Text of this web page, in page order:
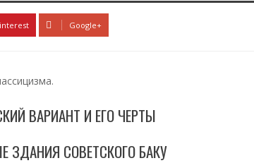
Google+
ВАРИАНТ И ЕГО ЧЕРТЫ
ЗДАНИЯ СОВЕТСКОГО БАКУ